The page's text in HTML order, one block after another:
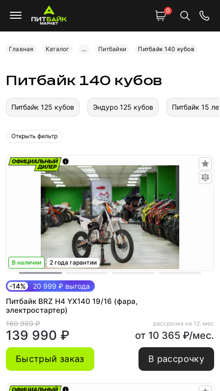
0
Главная Каталог ... Питбайки Питбайк 140 кубов
Питбайк 140 кубов
Питбайк 125 кубов Эндуро 125 кубов Питбайк 15
Открыть фильтр
В наличии 2 года гарантии
-14% 20 999 ₽ выгода
Питбайк BRZ H4 YX140 19/16 (фара,
электростартер)
160 989 ₽
139 990 ₽
рассрочка на 12. мес
от 10 365 ₽/мес.
Быстрый заказ В рассрочку